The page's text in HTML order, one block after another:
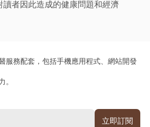
者因此造成的健康問題和經濟
服務配套，包括手機應用程式、網站開發